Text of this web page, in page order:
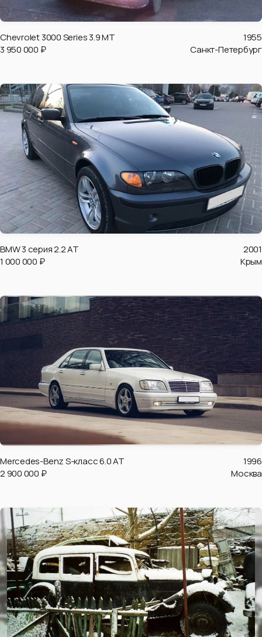
Chevrolet 3000 Series 3.9 MT
1955
3 950 000 ₽
Санкт-Петербург
BMW 3 серия 2.2 AT
2001
1 000 000 ₽
Крым
Mercedes-Benz S-класс 6.0 AT
1996
2 900 000 ₽
Москва